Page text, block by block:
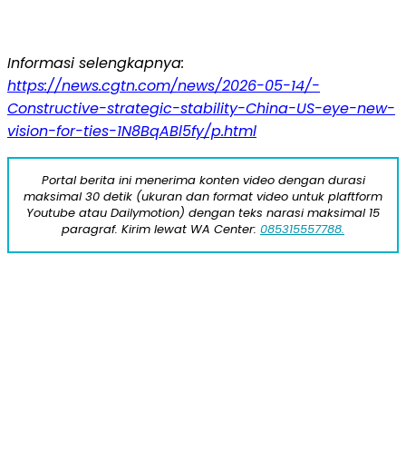
Informasi selengkapnya:
https://news.cgtn.com/news/2026-05-14/-
Constructive-strategic-stability-China-US-eye-new-
vision-for-ties-1N8BqABl5fy/p.html
Portal berita ini menerima konten video dengan durasi
maksimal 30 detik (ukuran dan format video untuk plaftform
Youtube atau Dailymotion) dengan teks narasi maksimal 15
paragraf. Kirim lewat WA Center: 085315557788.